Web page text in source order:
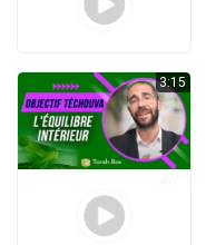
3:15